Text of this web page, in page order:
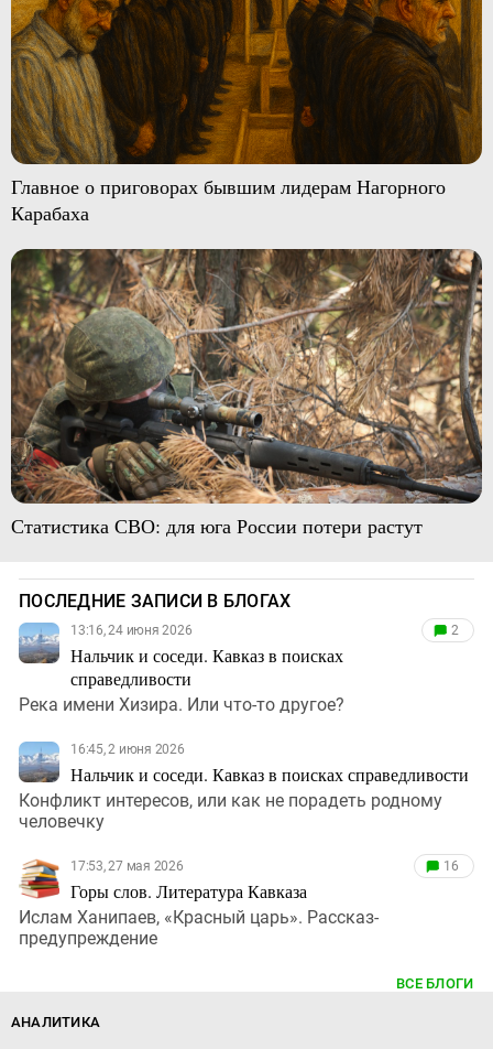
Главное о приговорах бывшим лидерам Нагорного
Карабаха
Статистика СВО: для юга России потери растут
ПОСЛЕДНИЕ ЗАПИСИ В БЛОГАХ
13:16, 24 июня 2026
Нальчик и соседи. Кавказ в поисках
справедливости
2
Река имени Хизира. Или что-то другое?
16:45, 2 июня 2026
Нальчик и соседи. Кавказ в поисках справедливости
Конфликт интересов, или как не порадеть родному
человечку
17:53, 27 мая 2026
Горы слов. Литература Кавказа
16
Ислам Ханипаев, «Красный царь». Рассказ-
предупреждение
ВСЕ БЛОГИ
АНАЛИТИКА